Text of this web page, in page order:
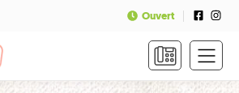
Ouvert